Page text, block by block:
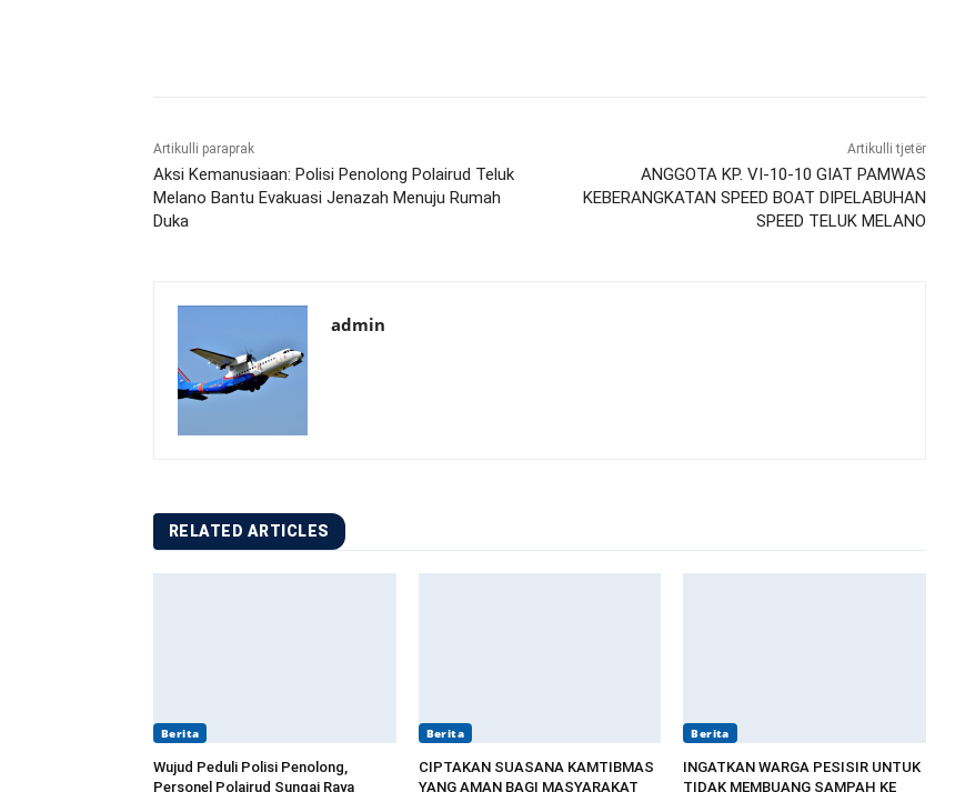
Artikulli paraprak
Aksi Kemanusiaan: Polisi Penolong Polairud Teluk
Melano Bantu Evakuasi Jenazah Menuju Rumah
Duka
Artikulli tjetër
ANGGOTA KP. VI-10-10 GIAT PAMWAS
KEBERANGKATAN SPEED BOAT DIPELABUHAN
SPEED TELUK MELANO
admin
RELATED ARTICLES
Berita
Wujud Peduli Polisi Penolong,
Personel Polairud Sungai Raya
Berita
CIPTAKAN SUASANA KAMTIBMAS
YANG AMAN BAGI MASYARAKAT
Berita
INGATKAN WARGA PESISIR UNTUK
TIDAK MEMBUANG SAMPAH KE